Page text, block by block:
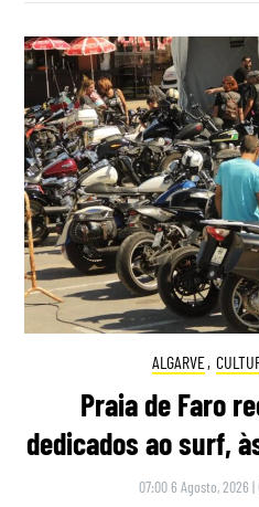
ALGARVE,
Praia de Faro
dedicados ao surf,
07:00 6 Agosto, 2026 |